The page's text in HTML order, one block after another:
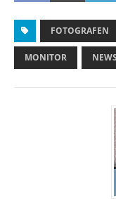
FOTOGRAFEN
MONITOR NEWS